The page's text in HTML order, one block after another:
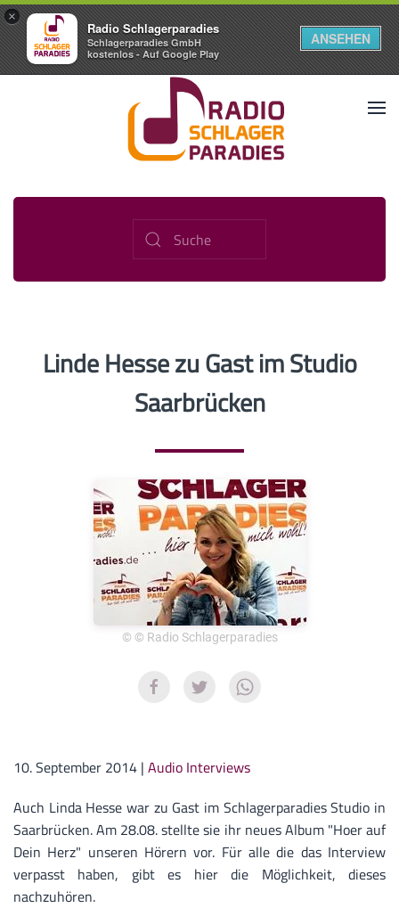
×
Radio Schlagerparadies
Schlagerparadies GmbH
kostenlos - Auf Google Play
ANSEHEN
Linde Hesse zu Gast im Studio
Saarbrücken
© © Radio Schlagerparadies
10. September 2014 | Audio Interviews
Auch Linda Hesse war zu Gast im Schlagerparadies Studio in
Saarbrücken. Am 28.08. stellte sie ihr neues Album "Hoer auf
Dein Herz" unseren Hörern vor. Für alle die das Interview
verpasst haben, gibt es hier die Möglichkeit, dieses
nachzuhören.